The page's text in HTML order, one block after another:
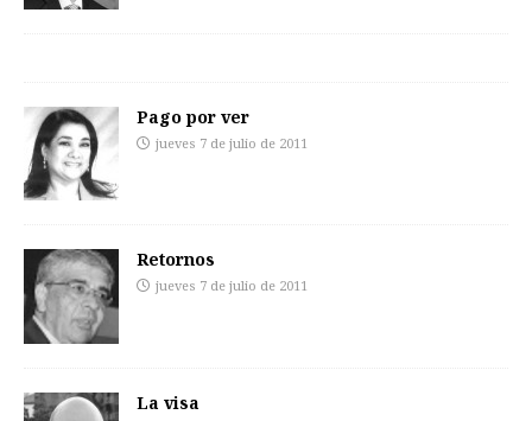
Pago por ver
jueves 7 de julio de 2011
Retornos
jueves 7 de julio de 2011
La visa